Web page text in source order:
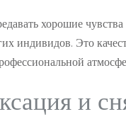
хорошие
индивидов. Это
и